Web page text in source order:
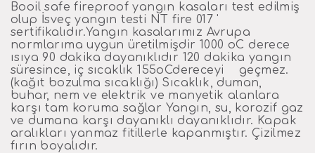
Booil safe fireproof yangın kasaları test edilmiş
olup İsveç yangın testi NT fire 017 '
sertifikalıdır.Yangın kasalarımız Avrupa
normlarıma uygun üretilmişdir 1000 oC derece
ısıya 90 dakika dayanıklıdır 120 dakika yangın
süresince, iç sıcaklık 155oCdereceyi geçmez.
(kağıt bozulma sıcaklığı) Sıcaklık, duman,
buhar, nem ve elektrik ve manyetik alanlara
karşı tam koruma sağlar Yangın, su, korozif gaz
ve dumana karşı dayanıklı dayanıklıdır. Kapak
aralıkları yanmaz fitillerle kapanmıştır. Çizilmez
fırın boyalıdır.